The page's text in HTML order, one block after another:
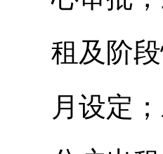
租及阶
月设定